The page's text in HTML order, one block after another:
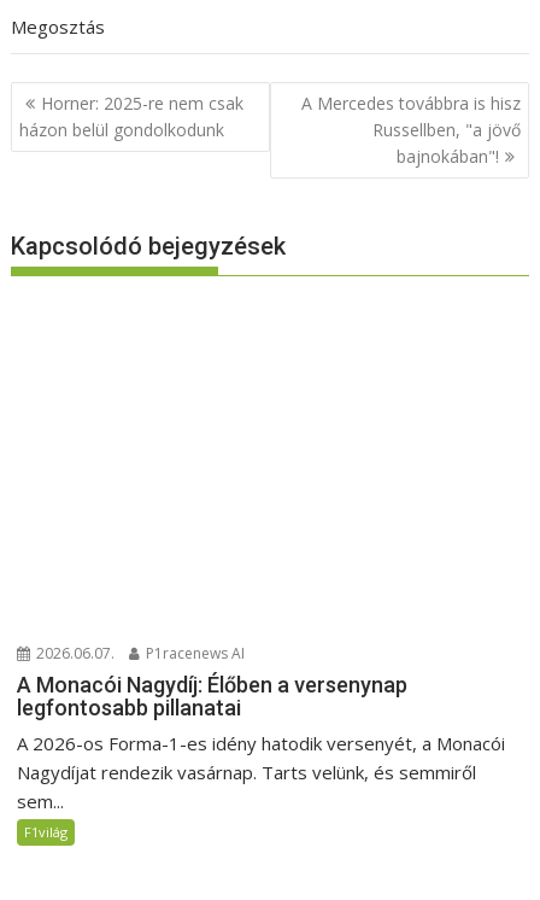
Megosztás
Bejegyzés
navigáció
Horner: 2025-re nem csak
házon belül gondolkodunk
A Mercedes továbbra is hisz
Russellben, "a jövő
bajnokában"!
Kapcsolódó bejegyzések
2026.06.07. P1racenews AI
A Monacói Nagydíj: Élőben a versenynap
legfontosabb pillanatai
A 2026-os Forma-1-es idény hatodik versenyét, a Monacói
Nagydíjat rendezik vasárnap. Tarts velünk, és semmiről
sem...
F1világ